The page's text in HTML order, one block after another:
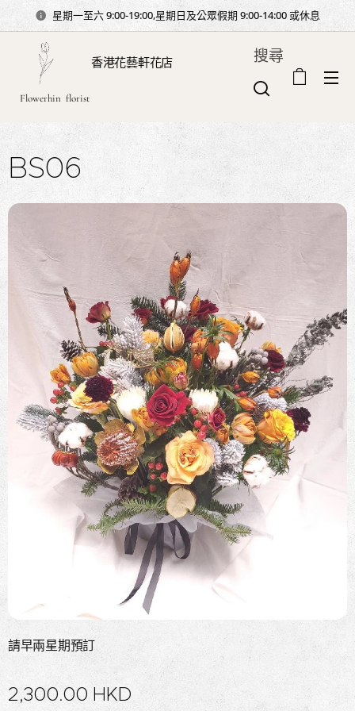
星期一至六 9:00-19:00,星期日及公眾假期 9:00-14:00 或休息
香港花藝軒花店
Flowerhin florist
搜尋
BS06
請早兩星期預訂
2,300.00 HKD